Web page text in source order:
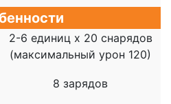
2-6 единиц х 20 снарядов
(максимальный урон 120)
8 зарядов